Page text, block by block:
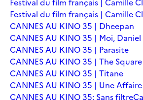
Festival du film français | Camille
CANNES AU KINO 35 | Dheepan
CANNES AU KINO 35 | Moi, Daniel
CANNES AU KINO 35 | Parasite
CANNES AU KINO 35 | The Square
CANNES AU KINO 35 | Titane
CANNES AU KINO 35 | Une
CANNES AU KINO 35: Sans filtre